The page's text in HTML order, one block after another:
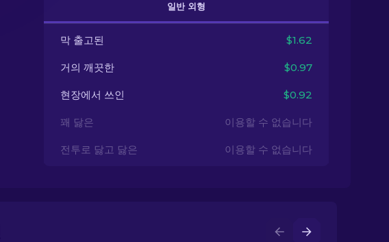
일반 외형
막 출고된 $1.62
거의 깨끗한 $0.97
현장에서 쓰인 $0.92
꽤 닳은 이용할 수 없습니다
전투로 닳고 닳은 이용할 수 없습니다